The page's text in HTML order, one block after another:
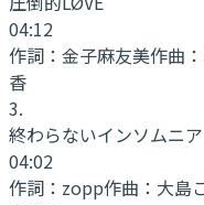
04:12
作詞： 金子麻友美作曲：
香
3.
終わらないインソムニア
04:02
作詞： zopp作曲： 大島